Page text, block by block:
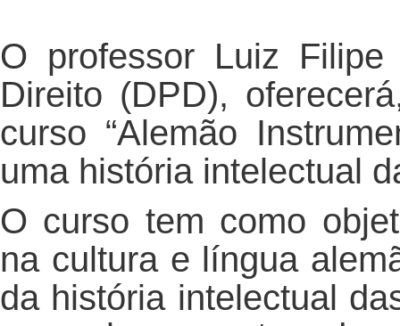
O professor Luiz
Direito (DPD),
curso “Alemão
uma história intelectual
O curso tem como
na cultura e língua
da história intelectual